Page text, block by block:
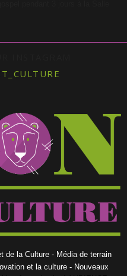
de la Culture - Média de terrain
et la culture - Nouveaux